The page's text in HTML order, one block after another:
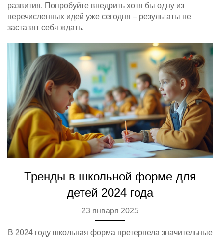
развития. Попробуйте внедрить хотя бы одну из
перечисленных идей уже сегодня – результаты не
заставят себя ждать.
Тренды в школьной форме для
детей 2024 года
23 января 2025
В 2024 году школьная форма претерпела значительные